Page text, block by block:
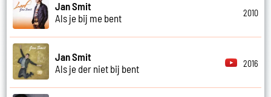
Jan Smit
Als je bij me bent
2010
Jan Smit
Als je der niet bij bent
2016